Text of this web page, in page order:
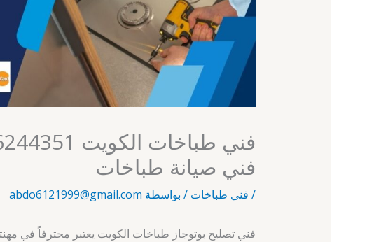
فني صيانة طباخات
/ فني طباخات / بواسطة abdo6121999@gmail.com
فني تصليح بوتوجاز طباخات الكويت يعتبر محترفاً في